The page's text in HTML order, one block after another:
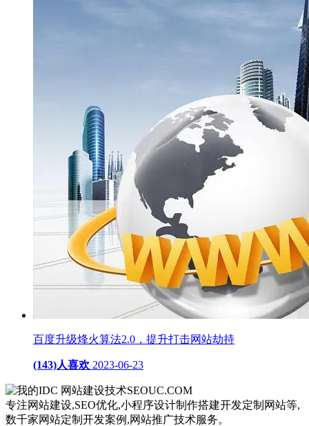
百度升级烽火算法2.0，提升打击网站劫持
(143)人喜欢 2023-06-23
网站建设技术SEOUC.COM
专注网站建设,SEO优化,小程序设计制作搭建开发定制网站等,
数千家网站定制开发案例,网站推广技术服务。